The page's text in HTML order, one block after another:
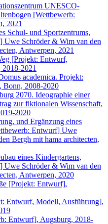
UNESCO-
[Wettbewerb:
2021
Schul- und Sportzentrums,
Uwe Schröder & Wim van den
Antwerpen, 2021
[Projekt: Entwurf,
2021
academica. Projekt:
Bonn, 2008-2020
2070. Ideographie einer
zur fiktionalen Wissenschaft,
2020
und Ergänzung eines
Entwurf] Uwe
Bergh mit hama architecten,
eines Kindergartens,
Uwe Schröder & Wim van den
Antwerpen, 2020
[Projekt: Entwurf],
Entwurf, Modell, Ausführung],
Entwurf], Augsburg, 2018-